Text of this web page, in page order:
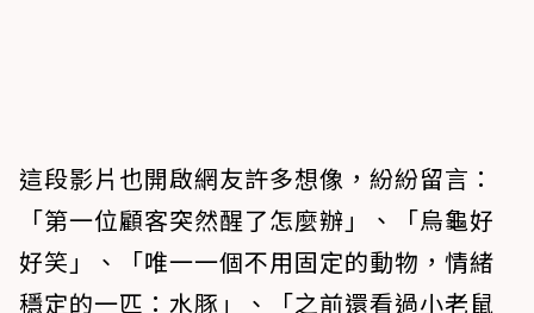
這段影片也開啟網友許多想像，紛紛留言：
「第一位顧客突然醒了怎麼辦」、「烏龜好
好笑」、「唯一一個不用固定的動物，情緒
穩定的一匹：水豚」、「之前還看過小老鼠